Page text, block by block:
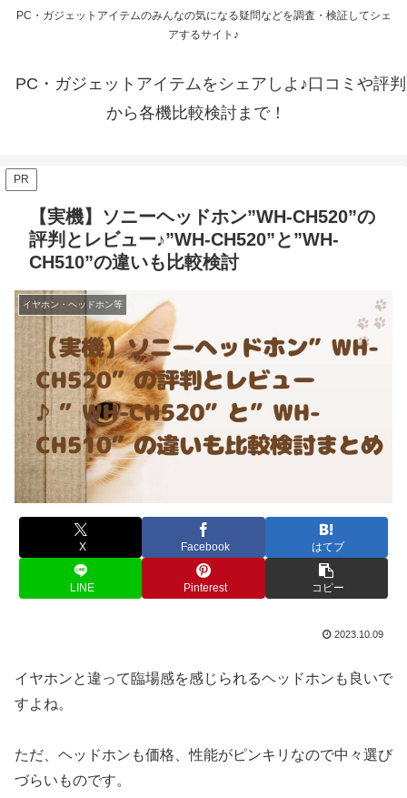
PC・ガジェットアイテムのみんなの気になる疑問などを調査・検証してシェ
アするサイト♪
PC・ガジェットアイテムをシェアしよ♪口コミや評判
から各機比較検討まで！
PR
【実機】ソニーヘッドホン”WH-CH520”の
評判とレビュー♪”WH-CH520”と”WH-
CH510”の違いも比較検討
イヤホン・ヘッドホン等
X Facebook はてブ
LINE Pinterest コピー
2023.10.09
イヤホンと違って臨場感を感じられるヘッドホンも良いで
すよね。
ただ、ヘッドホンも価格、性能がピンキリなので中々選び
づらいものです。